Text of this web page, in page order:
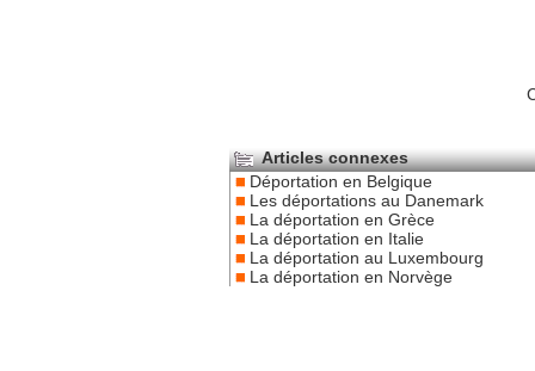
Articles connexes
Déportation en Belgique
Les déportations au Danemark
La déportation en Grèce
La déportation en Italie
La déportation au Luxembourg
La déportation en Norvège